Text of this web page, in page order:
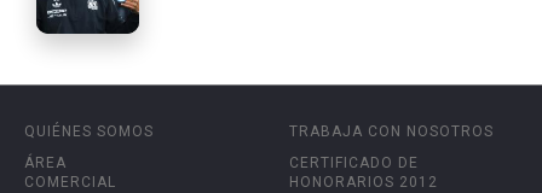
QUIÉNES SOMOS
ÁREA
COMERCIAL
TRABAJA CON NOSOTROS
CERTIFICADO DE
HONORARIOS 2012